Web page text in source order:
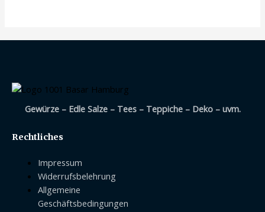
Gewürze – Edle Salze – Tees – Teppiche – Deko – uvm.
Rechtliches
Impressum
Widerrufsbelehrung
Allgemeine
Geschäftsbedingungen